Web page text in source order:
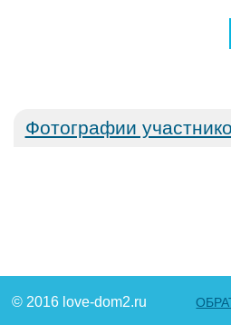
Фотографии
© 2016 love-dom2.ru